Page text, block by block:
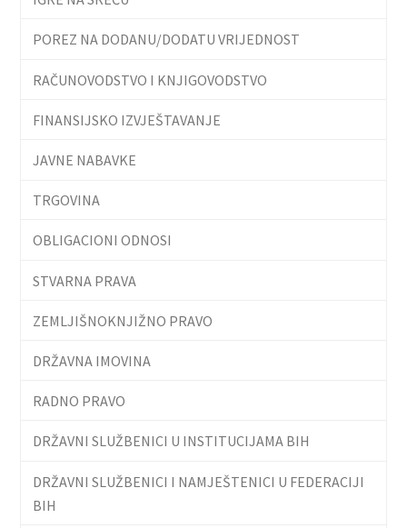
POREZ NA DODANU/DODATU VRIJEDNOST
RAČUNOVODSTVO I KNJIGOVODSTVO
FINANSIJSKO IZVJEŠTAVANJE
JAVNE NABAVKE
TRGOVINA
OBLIGACIONI ODNOSI
STVARNA PRAVA
ZEMLJIŠNOKNJIŽNO PRAVO
DRŽAVNA IMOVINA
RADNO PRAVO
DRŽAVNI SLUŽBENICI U INSTITUCIJAMA BIH
DRŽAVNI SLUŽBENICI I NAMJEŠTENICI U FEDERACIJI
BIH